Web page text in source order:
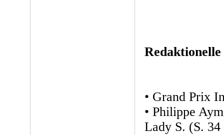
• Grand Prix
• Philippe
Lady S. (S.